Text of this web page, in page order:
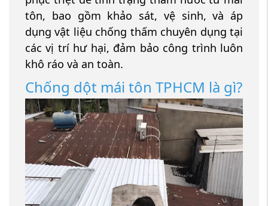
tôn, bao gồm khảo sát, vệ sinh, và áp
dụng vật liệu chống thấm chuyên dụng tại
các vị trí hư hại, đảm bảo công trình luôn
khô ráo và an toàn.
Chống dột mái tôn TPHCM là gì?